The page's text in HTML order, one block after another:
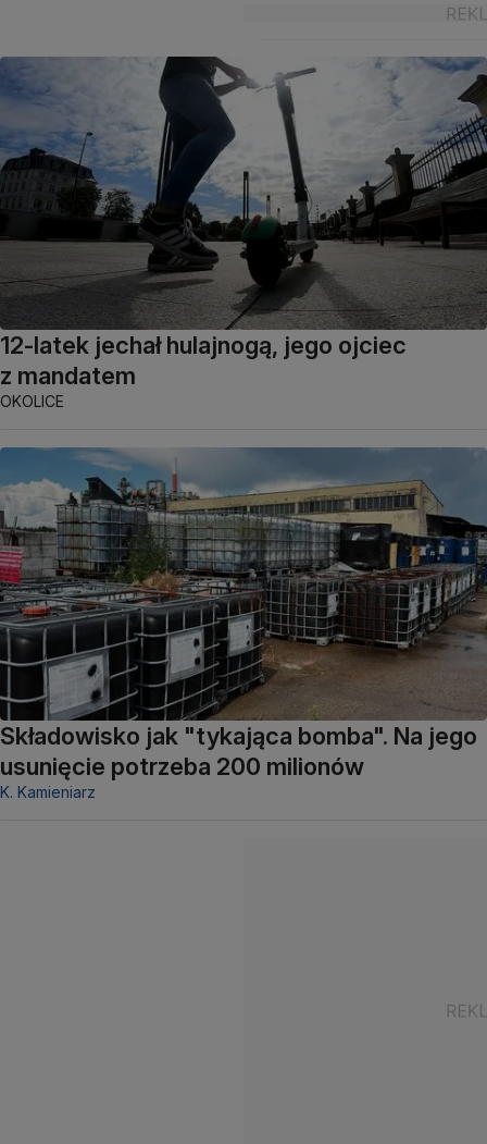
12-latek jechał hulajnogą, jego ojciec
z mandatem
OKOLICE
Składowisko jak "tykająca bomba". Na jego
usunięcie potrzeba 200 milionów
K. Kamieniarz